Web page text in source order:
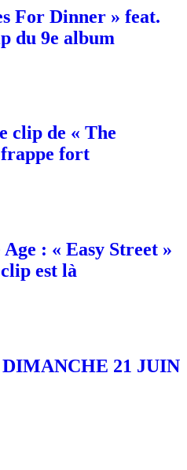
For Dinner » feat.
du 9e album
clip de « The
frappe fort
: « Easy Street »
est là
21 JUIN